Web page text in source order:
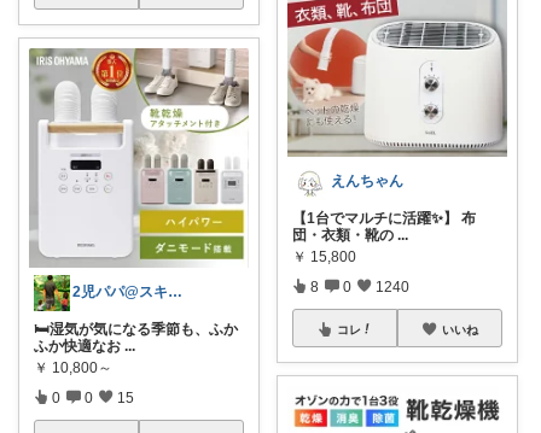
2児パパ@スキマ時間活用術
🛏️湿気が気になる季節も、ふか
ふか快適なお ...
￥ 10,800～
0 0 15
えんちゃん
【1台でマルチに活躍✨】 布
団・衣類・靴の ...
￥ 15,800
8 0 1240
コレ いいね